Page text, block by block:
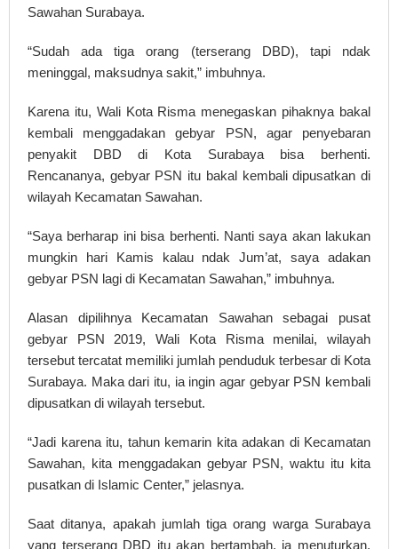
Sawahan Surabaya.
“Sudah ada tiga orang (terserang DBD), tapi ndak
meninggal, maksudnya sakit,” imbuhnya.
Karena itu, Wali Kota Risma menegaskan pihaknya bakal
kembali menggadakan gebyar PSN, agar penyebaran
penyakit DBD di Kota Surabaya bisa berhenti.
Rencananya, gebyar PSN itu bakal kembali dipusatkan di
wilayah Kecamatan Sawahan.
“Saya berharap ini bisa berhenti. Nanti saya akan lakukan
mungkin hari Kamis kalau ndak Jum’at, saya adakan
gebyar PSN lagi di Kecamatan Sawahan,” imbuhnya.
Alasan dipilihnya Kecamatan Sawahan sebagai pusat
gebyar PSN 2019, Wali Kota Risma menilai, wilayah
tersebut tercatat memiliki jumlah penduduk terbesar di Kota
Surabaya. Maka dari itu, ia ingin agar gebyar PSN kembali
dipusatkan di wilayah tersebut.
“Jadi karena itu, tahun kemarin kita adakan di Kecamatan
Sawahan, kita menggadakan gebyar PSN, waktu itu kita
pusatkan di Islamic Center,” jelasnya.
Saat ditanya, apakah jumlah tiga orang warga Surabaya
yang terserang DBD itu akan bertambah, ia menuturkan,